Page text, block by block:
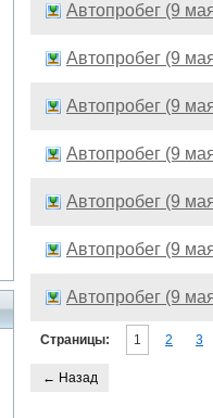
Автопробег (9
Автопробег (9
Автопробег (9
Автопробег (9
Автопробег (9
Автопробег (9
Автопробег (9
Страницы: 1 2 3
← Назад